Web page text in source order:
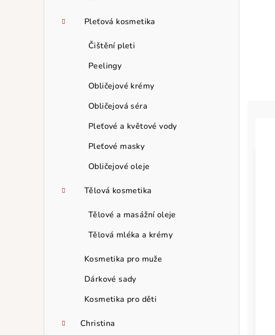
Pleťová kosmetika
Čištění pleti
Peelingy
Obličejové krémy
Obličejová séra
Pleťové a květové vody
Pleťové masky
Obličejové oleje
Tělová kosmetika
Tělové a masážní oleje
Tělová mléka a krémy
Kosmetika pro muže
Dárkové sady
Kosmetika pro děti
Christina